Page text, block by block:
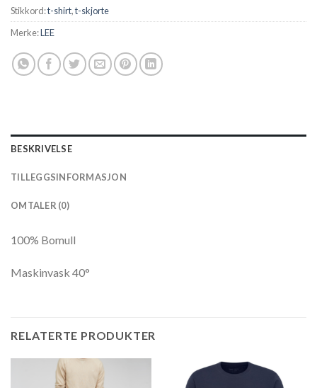
Stikkord:t-shirt,t-skjorte
Merke:LEE
BESKRIVELSE
TILLEGGSINFORMASJON
OMTALER (0)
100% Bomull
Maskinvask 40°
RELATERTE PRODUKTER